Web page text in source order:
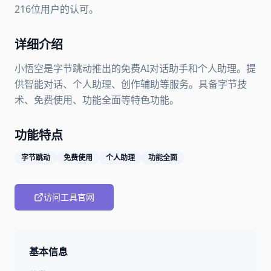
216位用户的认可。
详细介绍
小悟空是字节跳动推出的免费AI对话助手和个人助理。提
供智能对话、个人助理、创作辅助等服务。具备字节技
术、免费使用、功能全面等特色功能。
功能特点
字节跳动 免费使用 个人助理 功能全面
访问工具官网
基本信息